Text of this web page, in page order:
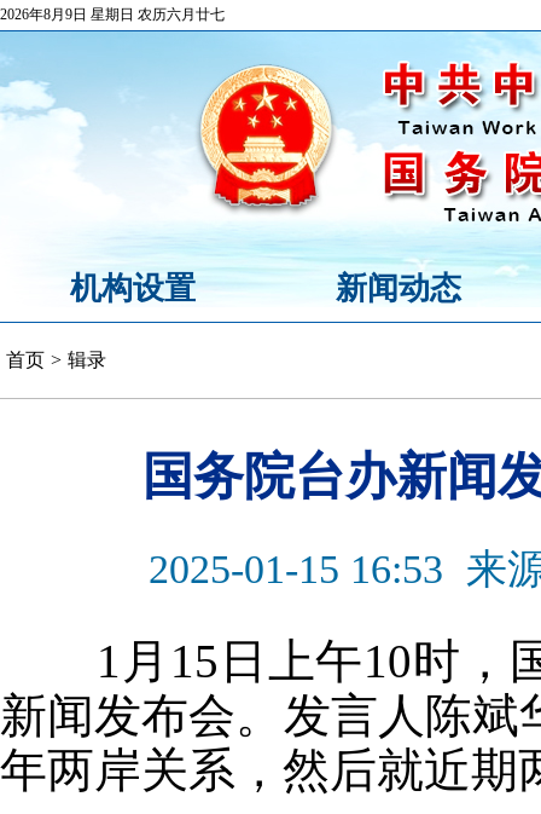
2026年8月9日 星期日 农历六月廿七
机构设置 新闻动态
首页 > 辑录
国务院台办新闻
2025-01-15 16:53 来
1月15日上午10时，
新闻发布会。发言人陈斌
年两岸关系，然后就近期